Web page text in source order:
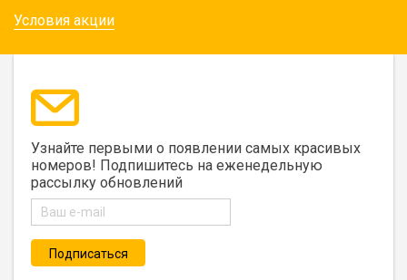
Условия акции
Узнайте первыми о появлении самых красивых
номеров! Подпишитесь на еженедельную
рассылку обновлений